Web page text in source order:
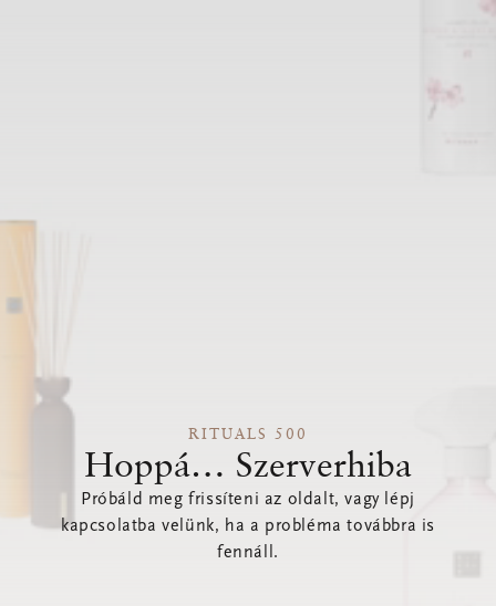
RITUALS 500
Hoppá… Szerverhiba
Próbáld meg frissíteni az oldalt, vagy lépj
kapcsolatba velünk, ha a probléma továbbra is
fennáll.